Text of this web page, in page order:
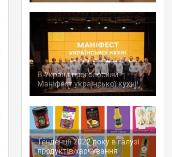
В Україні проголосили
Маніфест української кухні!
Тенденції 2022 року в галузі
продуктів харчування